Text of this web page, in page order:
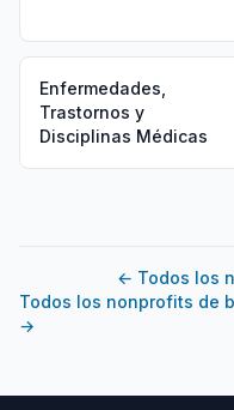
Enfermedades,
Trastornos y
Disciplinas Médicas
← Todos los
Todos los nonprofits de
→